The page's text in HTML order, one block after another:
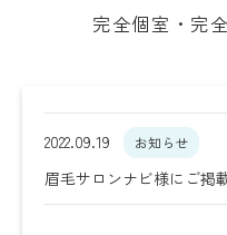
完全個室・完
2022.09.19 お知らせ
眉毛サロンナビ様にご掲